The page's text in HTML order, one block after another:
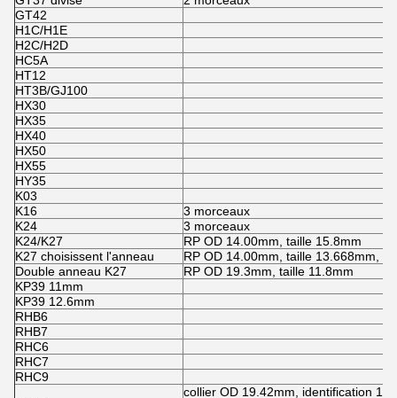
GT42
H1C/H1E
H2C/H2D
HC5A
HT12
HT3B/GJ100
HX30
HX35
HX40
HX50
HX55
HY35
K03
K16
3 morceaux
K24
3 morceaux
K24/K27
RP OD 14.00mm, taille 15.8mm
K27 choisissent l'anneau
RP OD 14.00mm, taille 13.668mm,
Double anneau K27
RP OD 19.3mm, taille 11.8mm
KP39 11mm
KP39 12.6mm
RHB6
RHB7
RHC6
RHC7
RHC9
collier OD 19.42mm, identification